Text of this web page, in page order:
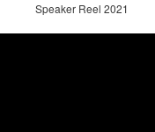
Speaker Reel 2021